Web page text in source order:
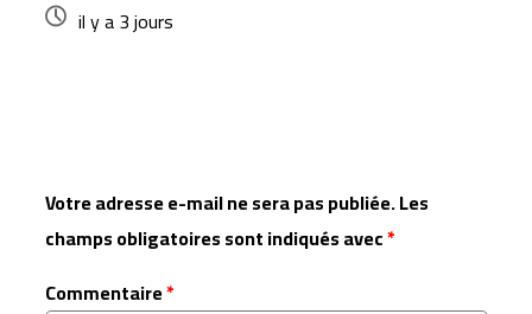
il y a 3 jours
Votre adresse e-mail ne sera pas publiée.Les
champs obligatoires sont indiqués avec*
Commentaire*